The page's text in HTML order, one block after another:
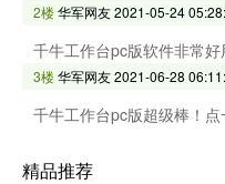
2楼华军网友2021-05-24
千牛工作台pc版软件非常
3楼华军网友2021-06-28
千牛工作台pc版超级棒！点
精品推荐